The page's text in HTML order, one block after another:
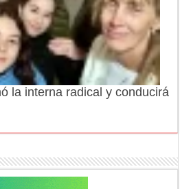
la interna radical y conducirá